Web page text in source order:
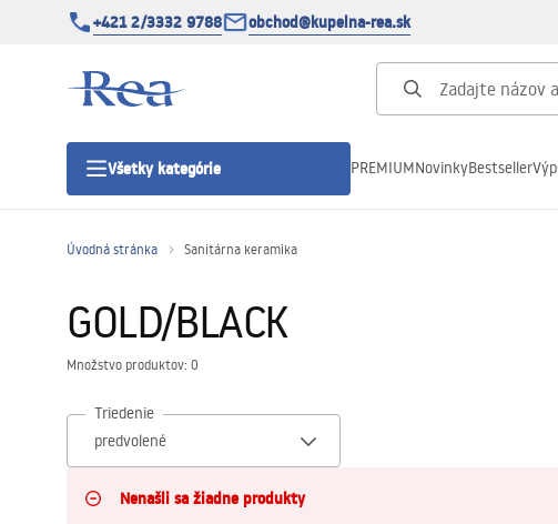
+421 2/3332 9788 obchod@kupelna-rea.sk
Všetky kategórie
Sprchové dvere
PREMIUMNovinkyBestseller
Úvodná stránka Sanitárna keramika
GOLD/BLACK
Množstvo produktov: 0
Triedenie
Nenašli sa žiadne produkty